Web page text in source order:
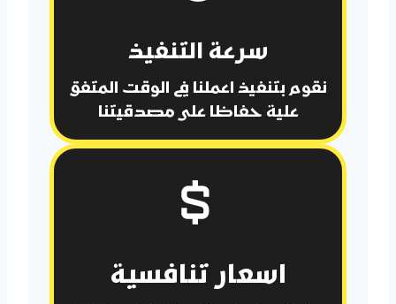
سرعة التنفيذ
نقوم بتنفيذ اعملنا في الوقت المتفق
علية حفاظا على مصدقيتنا
اسعار تنافسية